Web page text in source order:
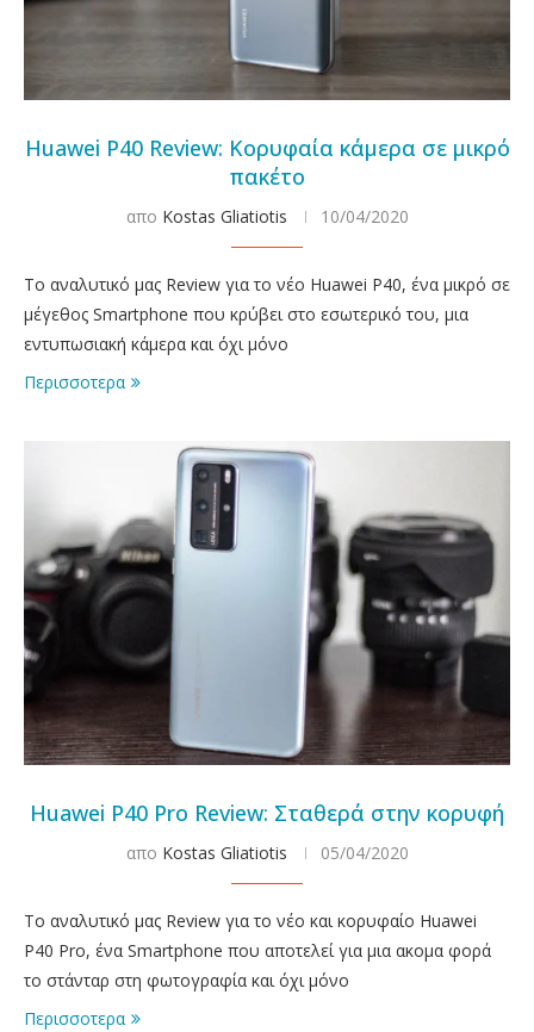
Huawei P40 Review: Κορυφαία κάμερα σε μικρό
πακέτο
απο Kostas Gliatiotis 10/04/2020
Το αναλυτικό μας Review για το νέο Huawei P40, ένα μικρό σε
μέγεθος Smartphone που κρύβει στο εσωτερικό του, μια
εντυπωσιακή κάμερα και όχι μόνο
Περισσοτερα
Huawei P40 Pro Review: Σταθερά στην κορυφή
απο Kostas Gliatiotis 05/04/2020
Το αναλυτικό μας Review για το νέο και κορυφαίο Huawei
P40 Pro, ένα Smartphone που αποτελεί για μια ακομα φορά
το στάνταρ στη φωτογραφία και όχι μόνο
Περισσοτερα